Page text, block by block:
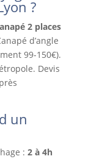
?
2 places
d’angle
99-150€).
Devis
un
: 2 à 4h